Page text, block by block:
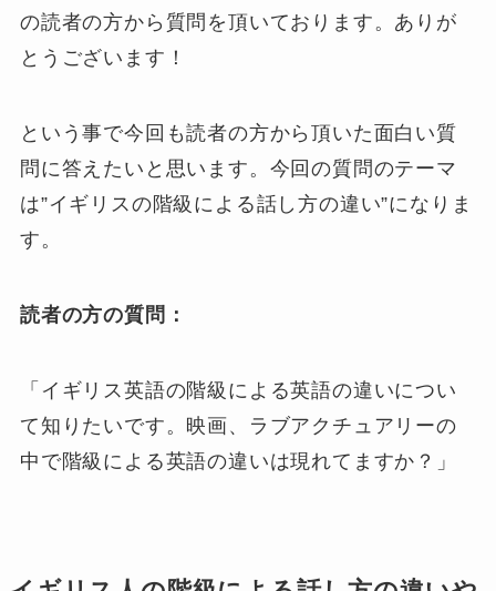
の読者の方から質問を頂いております。ありが
とうございます！
という事で今回も読者の方から頂いた面白い質
問に答えたいと思います。今回の質問のテーマ
は”イギリスの階級による話し方の違い”になりま
す。
読者の方の質問：
「イギリス英語の階級による英語の違いについ
て知りたいです。映画、ラブアクチュアリーの
中で階級による英語の違いは現れてますか？」